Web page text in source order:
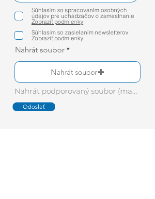
Súhlasím so spracovaním osobných
údajov pre uchádzačov o zamestnanie
Zobraziť podmienky
Súhlasím so zasielaním newsletterov
Zobraziť podmienky
Nahrát soubor
Nahrát soubor
Nahrát podporovaný soubor (max. 15 MB)
Odoslať